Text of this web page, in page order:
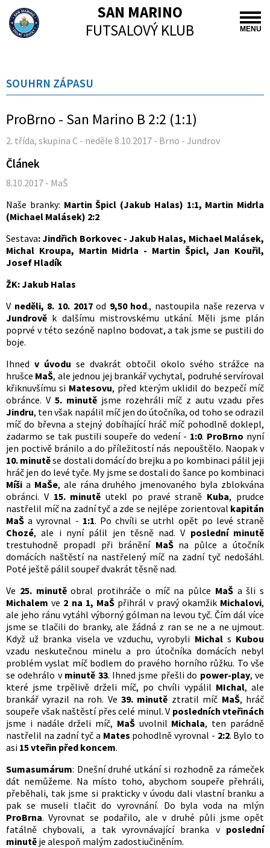
MENU
SAN MARINO
FUTSALOVÝ KLUB
SOUHRN ZÁPASU
ProBrno - San Marino B 2:2 (1:1)
2. třída, skupina C - neděle 8.10.2017 - Brno - Jundrov
Článek
8.10.2017 - MaŠ
Naše branky: Martin Špicl (Jakub Halas) 1:1, Martin Midrla
(Michael Malásek) 2:2
Sestava: Jindřich Borkovec - Jakub Halas, Michael Malásek,
Michal Kroupa, Martin Midrla - Martin Špicl, Jan Kouřil,
Josef Hladík
ŽK: Jakub Halas
V neděli, 8. 10. 2017od 9,50 hod., nastoupila naše rezerva v
Jundrově k dalšímu mistrovskému utkání. Měli jsme plán
poprvé v této sezóně naplno bodovat, a tak jsme se pustili do
boje.
Ihned v úvodu se dvakrát obtočil okolo svého strážce na
hrušce MaŠ, ale jednou jej brankář vychytal, podruhé servíroval
křiknuvšímu si Matesovu, před kterým uklidil do bezpečí míč
obránce. V 5. minutě jsme rozehráli míč z autu vzadu přes
Jindru, ten však napálil míč jen do útočníka, od toho se odrazil
míč do břevna a stejný dobíhající hráč míč pohodlně doklepl,
zadarmo se tak pustili soupeře do vedení - 1:0. ProBrno nyní
jen poctivě bránilo a do příležitostí nás nepouštělo. Naopak v
10. minutěse dostali domácí do brejku a po kombinaci pálil jeji
hráč jen do levé tyče. My jsme se dostali do šance po kombinaci
Míši a MaŠe, ale rána druhého jmenovaného byla zblokvána
obránci. V 15. minutěutekl po pravé straně Kuba, prudce
nastřelil míč na zadní tyč a zde se nejlépe zorientoval kapitán
MaŠa vyrovnal - 1:1. Po chvíli se utrhl opět po levé straně
Chozé, ale i nyní pálil jen těsně nad. V poslední minutě
trestuhodně propadl při bránění MaŠ na půlce a útočník
domácích naštěstí na nastřelený míč na zadní tyč nedošáhl.
Poté ještě pálil soupeř dvakrát těsně nad.
Ve 25. minutěobral protihráče o míč na půlce MaŠ a šli s
Michalemve 2 na 1, MaŠ přihrál v pravý okamžik Michalovi,
ale jeho ránu vytáhl výborný gólman na levou tyč. Čím dál více
jsme se tlačili do branky, ale žádná z ran se ne a ne ujmout.
Když už branka visela ve vzduchu, vyrobyli Michal s Kubou
vzadu neskutečnou minelu a pro útočníka domácích nebyl
problém vyslat míč bodlem do pravého horního růžku. To vše
se odehrálo v minutě 33. Ihned jsme přešli do power-play, ve
které jsme trpělivě drželi míč, po chvíli vypálil MIchal, ale
brankář vyrazil na roh. Ve 39. minutě ztratil míč MaŠ, hráč
soupeře však naštěstí přes celé minul. V posledních vteřinách
jsme i nadále drželi míč, MaŠ uvolnil Michala, ten parádně
nastřelil na zadní tyč a Mates pohodlně vyrovnal - 2:2. Bylo to
asi 15 vteřin před koncem.
Sumasumárum: Dnešní druhé utkání si rozhodně za rámeček
dát nemůžeme. Na místo toho, abychom soupeře přehráli,
přeběhali, tak jsme si prakticky v úvodu dali vlastní branku a
pak se museli tlačit do vyrovnání. Do byla voda na mlýn
ProBrna. Vyrovnat se podařilo, ale v druhé půli jsme opět
fatálně chybovali, a tak vyrovnávající branka v poslední
minutě je alespoň malým zadostiučiněním.